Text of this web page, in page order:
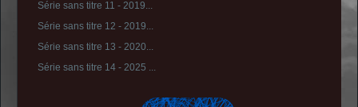
Série sans titre 11 - 2019...
Série sans titre 12 - 2019...
Série sans titre 13 - 2020...
Série sans titre 14 - 2025 ...